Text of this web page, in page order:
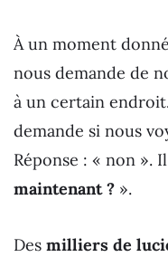
À un moment
nous demande de
à un certain
demande si nous
Réponse : « non ».
maintenant ? ».
Des milliers de